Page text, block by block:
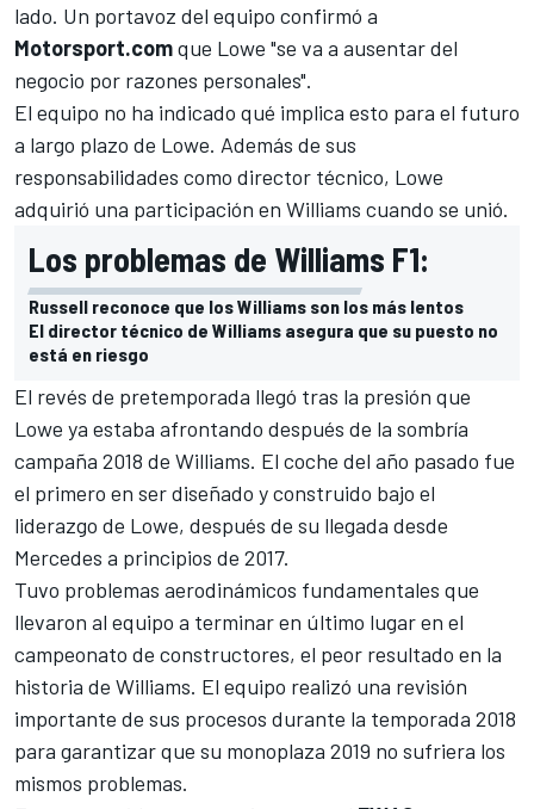
lado. Un portavoz del equipo confirmó a
Motorsport.comque Lowe "se va a ausentar del
negocio por razones personales".
El equipo no ha indicado qué implica esto para el futuro
a largo plazo de Lowe. Además de sus
responsabilidades como director técnico, Lowe
adquirió una participación en Williams cuando se unió.
Los problemas de Williams F1:
Russell reconoce que los Williams son los más lentos
El director técnico de Williams asegura que su puesto no
está en riesgo
El revés de pretemporada llegó tras la presión que
Lowe ya estaba afrontando después de la sombría
campaña 2018 de Williams. El coche del año pasado fue
el primero en ser diseñado y construido bajo el
liderazgo de Lowe, después de su llegada desde
Mercedes a principios de 2017.
Tuvo problemas aerodinámicos fundamentales que
llevaron al equipo a terminar en último lugar en el
campeonato de constructores, el peor resultado en la
historia de Williams. El equipo realizó una revisión
importante de sus procesos durante la temporada 2018
para garantizar que su monoplaza 2019 no sufriera los
mismos problemas.